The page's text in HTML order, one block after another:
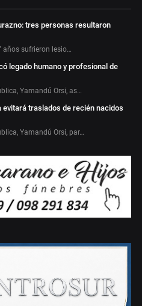
tres personas resultaron
sufrieron lesio…
legado humano y profesional de
Yamandú Orsi, as…
evitará traslados de recién nacidos
Yamandú Orsi, par…